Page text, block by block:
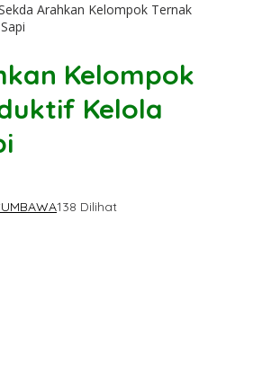
Arahkan Kelompok Ternak
Kelompok
Kelola
138 Dilihat